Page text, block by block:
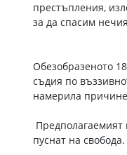
престъпления,
за да спасим
Обезобразеното
съдия по
намерила
Предполагаемият
пуснат на свобода.